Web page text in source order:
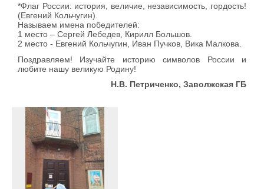
*Флаг России: история, величие, независимость, гордость!
(Евгений Кольчугин).
Называем имена победителей:
1 место – Сергей Лебедев, Кирилл Большов.
2 место - Евгений Кольчугин, Иван Пучков, Вика Малкова.
Поздравляем! Изучайте историю символов России и
любите нашу великую Родину!
Н.В. Петриченко, Заволжская ГБ